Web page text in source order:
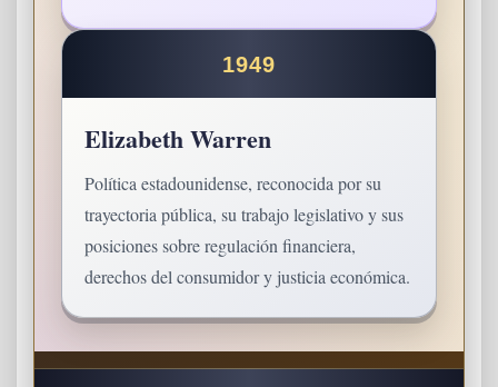
1949
Elizabeth Warren
Política estadounidense, reconocida por su
trayectoria pública, su trabajo legislativo y sus
posiciones sobre regulación financiera,
derechos del consumidor y justicia económica.